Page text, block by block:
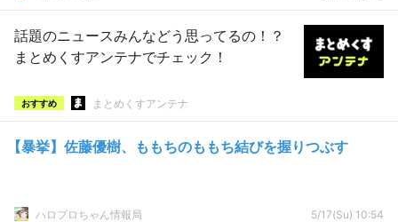
話題のニュースみんなどう思ってるの！？
まとめくすアンテナでチェック！
おすすめ まとめくすアンテナ
【暴挙】佐藤優樹、ももちのももち結びを握りつぶす
ハロプロちゃん情報局 5/17(Su) 10:54